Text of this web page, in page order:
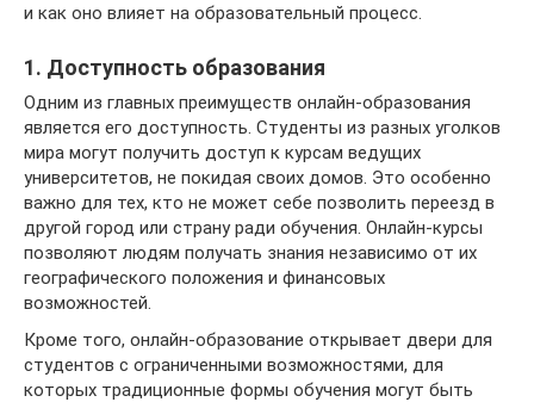
и как оно влияет на образовательный процесс.
1. Доступность образования
Одним из главных преимуществ онлайн-образования
является его доступность. Студенты из разных уголков
мира могут получить доступ к курсам ведущих
университетов, не покидая своих домов. Это особенно
важно для тех, кто не может себе позволить переезд в
другой город или страну ради обучения. Онлайн-курсы
позволяют людям получать знания независимо от их
географического положения и финансовых
возможностей.
Кроме того, онлайн-образование открывает двери для
студентов с ограниченными возможностями, для
которых традиционные формы обучения могут быть